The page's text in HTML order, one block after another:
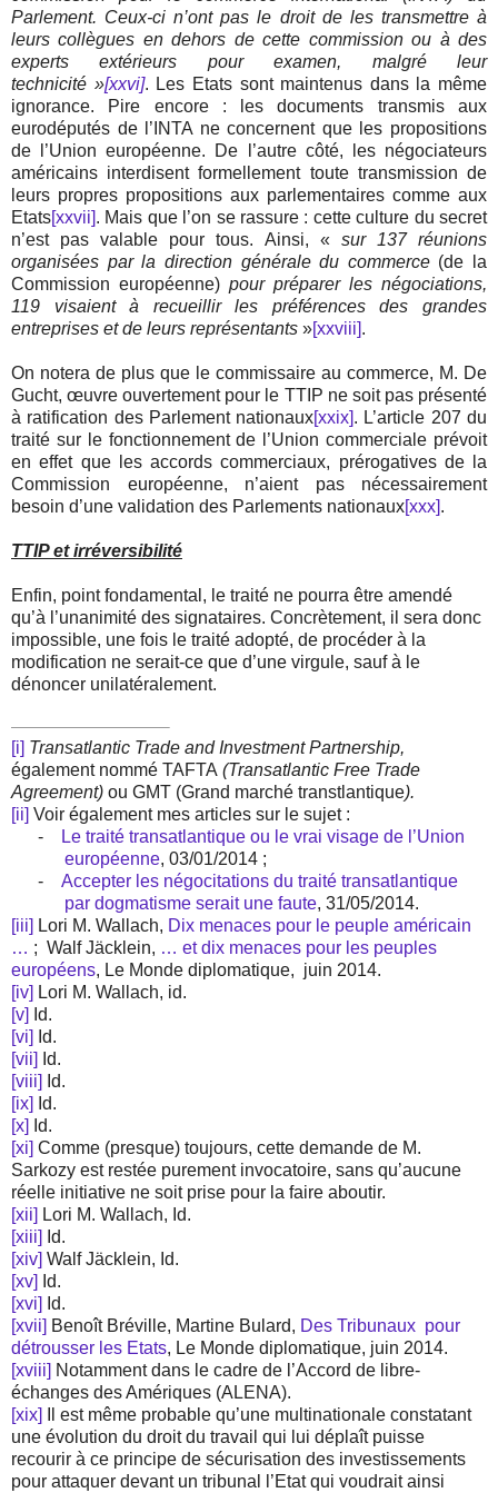
Parlement. Ceux-ci n’ont pas le droit de les transmettre à
leurs collègues en dehors de cette commission ou à des
experts extérieurs pour examen, malgré leur
technicité »[xxvi]. Les Etats sont maintenus dans la même
ignorance. Pire encore : les documents transmis aux
eurodéputés de l’INTA ne concernent que les propositions
de l’Union européenne. De l’autre côté, les négociateurs
américains interdisent formellement toute transmission de
leurs propres propositions aux parlementaires comme aux
Etats[xxvii]. Mais que l’on se rassure : cette culture du secret
n’est pas valable pour tous. Ainsi, « sur 137 réunions
organisées par la direction générale du commerce(de la
Commission européenne) pour préparer les négociations,
119 visaient à recueillir les préférences des grandes
entreprises et de leurs représentants »[xxviii].
On notera de plus que le commissaire au commerce, M. De
Gucht, œuvre ouvertement pour le TTIP ne soit pas présenté
à ratification des Parlement nationaux[xxix]. L’article 207 du
traité sur le fonctionnement de l’Union commerciale prévoit
en effet que les accords commerciaux, prérogatives de la
Commission européenne, n’aient pas nécessairement
besoin d’une validation des Parlements nationaux[xxx].
TTIP et irréversibilité
Enfin, point fondamental, le traité ne pourra être amendé
qu’à l’unanimité des signataires. Concrètement, il sera donc
impossible, une fois le traité adopté, de procéder à la
modification ne serait-ce que d’une virgule, sauf à le
dénoncer unilatéralement.
[i] Transatlantic Trade and Investment Partnership,
également nommé TAFTA (Transatlantic Free Trade
Agreement) ou GMT (Grand marché transtlantique).
[ii] Voir également mes articles sur le sujet :
-
Le traité transatlantique ou le vrai visage de l’Union
européenne, 03/01/2014 ;
-
Accepter les négocitations du traité transatlantique
par dogmatisme serait une faute, 31/05/2014.
[iii] Lori M. Wallach, Dix menaces pour le peuple américain
… ; Walf Jäcklein, … et dix menaces pour les peuples
européens, Le Monde diplomatique, juin 2014.
[iv] Lori M. Wallach, id.
[v] Id.
[vi] Id.
[vii] Id.
[viii] Id.
[ix] Id.
[x] Id.
[xi] Comme (presque) toujours, cette demande de M.
Sarkozy est restée purement invocatoire, sans qu’aucune
réelle initiative ne soit prise pour la faire aboutir.
[xii] Lori M. Wallach, Id.
[xiii] Id.
[xiv] Walf Jäcklein, Id.
[xv] Id.
[xvi] Id.
[xvii] Benoît Bréville, Martine Bulard, Des Tribunaux pour
détrousser les Etats, Le Monde diplomatique, juin 2014.
[xviii] Notamment dans le cadre de l’Accord de libre-
échanges des Amériques (ALENA).
[xix]
Il est même probable qu’une multinationale constatant
une évolution du droit du travail qui lui déplaît puisse
recourir à ce principe de sécurisation des investissements
pour attaquer devant un tribunal l’Etat qui voudrait ainsi